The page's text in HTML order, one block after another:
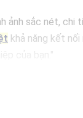
ảnh sắc nét,
khả năng kết